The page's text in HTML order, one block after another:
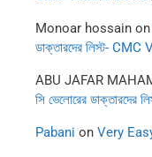
Monoar hossain on
ডাক্তারদের লিস্ট-
ABU JAFAR
সি ভেলোরের
Pabani on Very